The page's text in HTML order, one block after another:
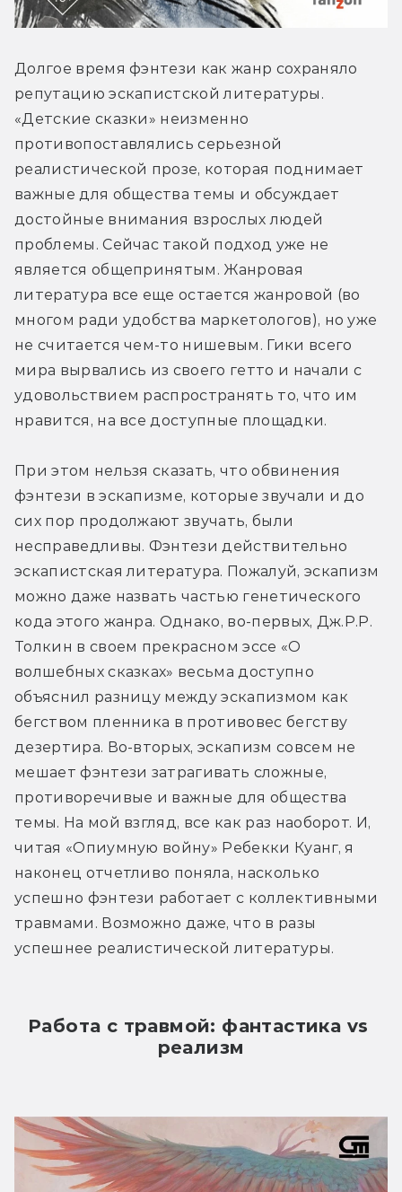
Долгое время фэнтези как жанр сохраняло
репутацию эскапистской литературы.
«Детские сказки» неизменно
противопоставлялись серьезной
реалистической прозе, которая поднимает
важные для общества темы и обсуждает
достойные внимания взрослых людей
проблемы. Сейчас такой подход уже не
является общепринятым. Жанровая
литература все еще остается жанровой (во
многом ради удобства маркетологов), но уже
не считается чем-то нишевым. Гики всего
мира вырвались из своего гетто и начали с
удовольствием распространять то, что им
нравится, на все доступные площадки.
При этом нельзя сказать, что обвинения
фэнтези в эскапизме, которые звучали и до
сих пор продолжают звучать, были
несправедливы. Фэнтези действительно
эскапистская литература. Пожалуй, эскапизм
можно даже назвать частью генетического
кода этого жанра. Однако, во-первых, Дж.Р.Р.
Толкин в своем прекрасном эссе «О
волшебных сказках» весьма доступно
объяснил разницу между эскапизмом как
бегством пленника в противовес бегству
дезертира. Во-вторых, эскапизм совсем не
мешает фэнтези затрагивать сложные,
противоречивые и важные для общества
темы. На мой взгляд, все как раз наоборот. И,
читая «Опиумную войну» Ребекки Куанг, я
наконец отчетливо поняла, насколько
успешно фэнтези работает с коллективными
травмами. Возможно даже, что в разы
успешнее реалистической литературы.
Работа с травмой: фантастика vs
реализм